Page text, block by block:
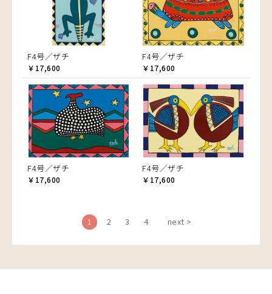
F4号／ザチ
￥17,600
F4号／ザチ
￥17,600
F4号／ザチ
￥17,600
F4号／ザチ
￥17,600
1 2 3 4 next >